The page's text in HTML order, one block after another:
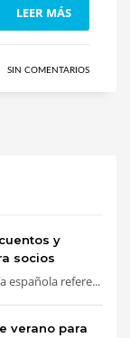
LEER MÁS
SIN COMENTARIOS
y
socios
española refere...
verano para